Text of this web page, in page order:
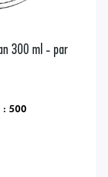
300 ml - par
: 500